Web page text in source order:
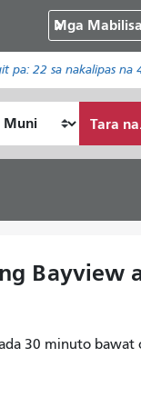
Mga
pa: 22 sa nakalipas na
Tara
Bayview
30 minuto bawat